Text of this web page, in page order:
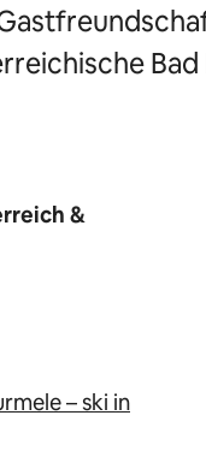
&
– ski in